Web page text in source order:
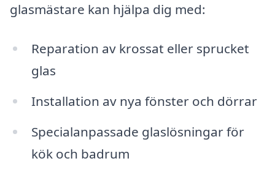
glasmästare kan hjälpa dig med:
Reparation av krossat eller sprucket
glas
Installation av nya fönster och dörrar
Specialanpassade glaslösningar för
kök och badrum